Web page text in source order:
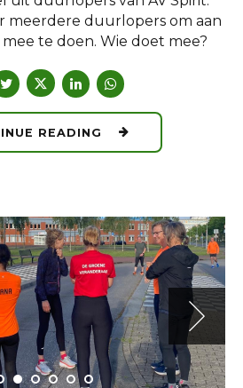
meerdere duurlopers om aan
te doen. Wie doet mee?
READING